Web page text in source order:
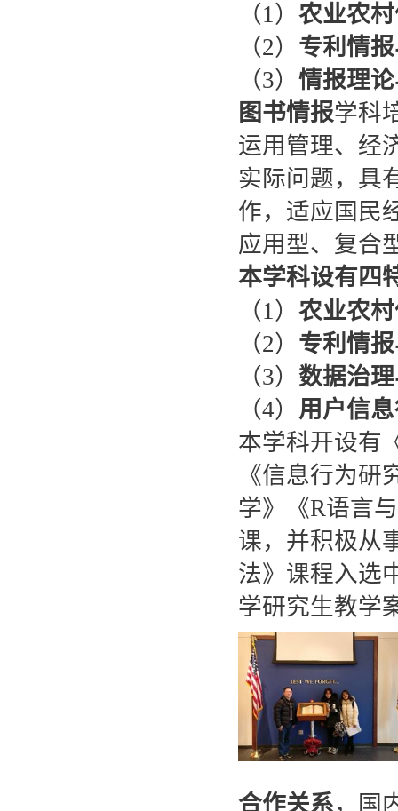
（1） 农业农
（2） 专利情
（3） 情报理
图书情报学科
运用管理、经
实际问题，具
作，适应国民
应用型、复合
本学科设有四
（1） 农业农
（2） 专利情
（3） 数据治
（4） 用户信
本学科开设有
《信息行为
学》《R语言
课，并积极从
法》课程入选
学研究生教学
合作关系，国